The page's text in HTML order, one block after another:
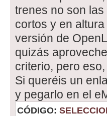
trenes no son
cortos y en
versión de
quizás
criterio, pero
Si queréis un
y pegarlo en el
CÓDIGO: